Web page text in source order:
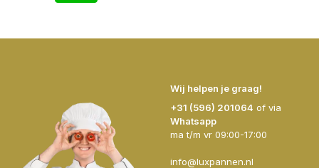
Wij helpen je graag!
+31 (596) 201064 of via
Whatsapp
ma t/m vr 09:00-17:00
info@luxpannen.nl